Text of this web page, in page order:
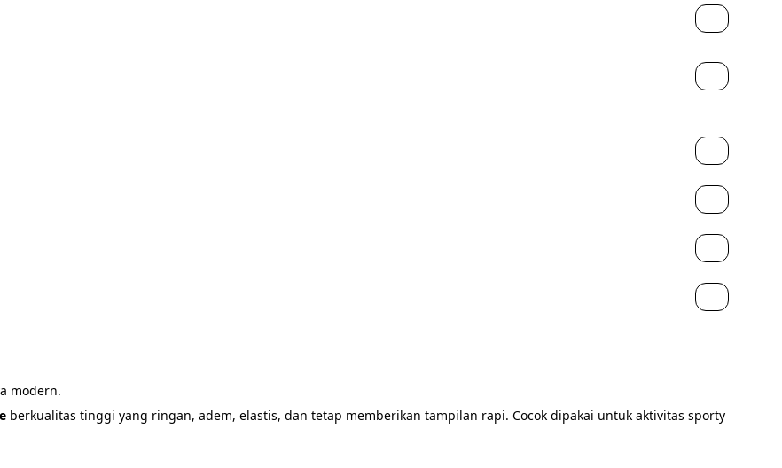
modern.
berkualitas tinggi yang ringan, adem, elastis, dan tetap memberikan tampilan rapi. Cocok dipakai untuk aktivitas sporty